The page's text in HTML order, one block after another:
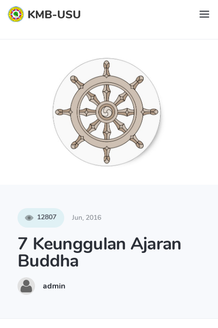
12807 Jun, 2016
7 Keunggulan Ajaran
Buddha
admin